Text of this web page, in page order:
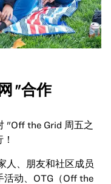
"合作
"Off the Grid 周五之
人、朋友和社区成员
活动、OTG（Off the